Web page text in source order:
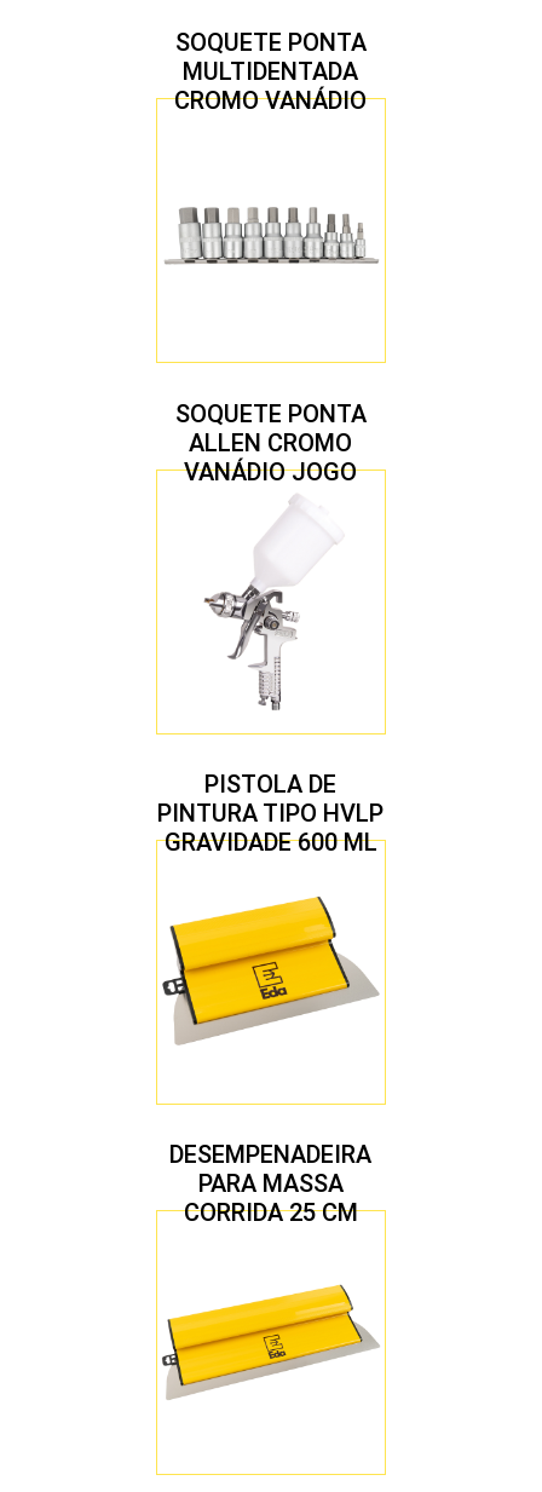
SOQUETE PONTA
MULTIDENTADA
CROMO VANÁDIO
SOQUETE PONTA
ALLEN CROMO
VANÁDIO JOGO
COM 10 PEÇAS
PISTOLA DE
PINTURA TIPO HVLP
GRAVIDADE 600 ML
1,7 MM
DESEMPENADEIRA
PARA MASSA
CORRIDA 25 CM